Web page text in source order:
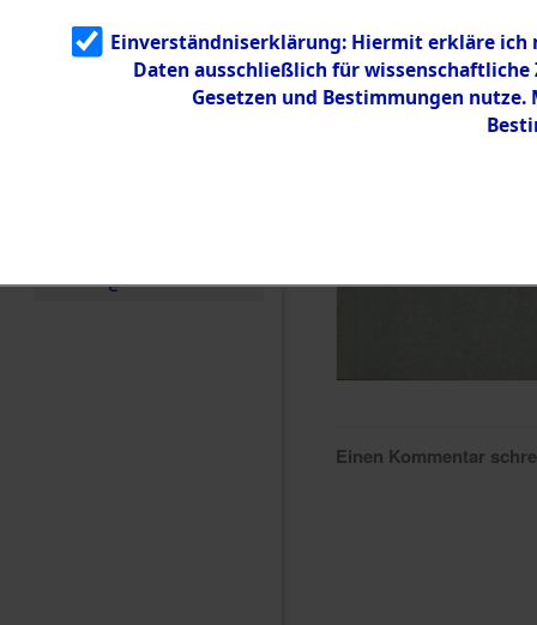
g
5.3.3
Todesmärsch
e
Einen Kommentar
Einverständniserklärung: Hiermit erkläre ich
Daten ausschließlich für
Gesetzen und Bestimmungen